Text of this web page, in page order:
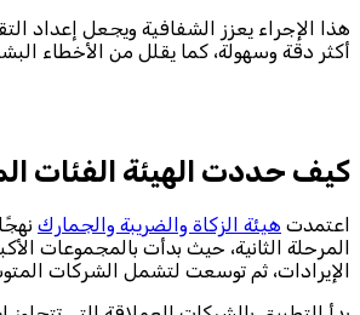
هذا الإجراء يعزز الشفافية ويجعل إعداد
أكثر دقة وسهولة، كما يقلل من الأخطاء
كيف حددت الهيئة الفئات
اعتمدت هيئة الزكاة والضريبة والجمارك
المرحلة الثانية، حيث بدأت بالمجموعات
الإيرادات، ثم توسعت لتشمل الشركات